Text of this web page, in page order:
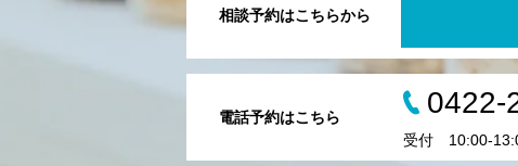
相談予約はこちらから
電話予約はこちら 0422-
受付 10:00-